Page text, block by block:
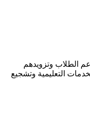
الطلاب وتزويدهم
التعليمية وتشجيع